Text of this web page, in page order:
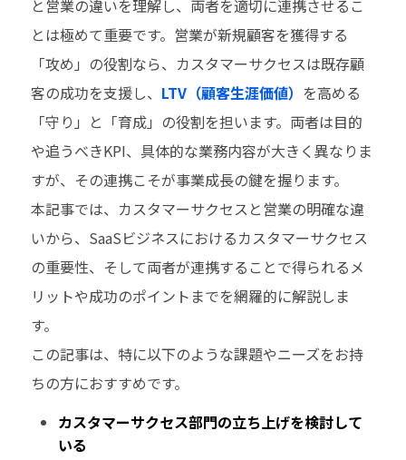
と営業の違いを理解し、両者を適切に連携させるこ
とは極めて重要です。営業が新規顧客を獲得する
「攻め」の役割なら、カスタマーサクセスは既存顧
客の成功を支援し、 LTV（顧客生涯価値） を高める
「守り」と「育成」の役割を担います。両者は目的
や追うべきKPI、具体的な業務内容が大きく異なりま
すが、その連携こそが事業成長の鍵を握ります。
本記事では、カスタマーサクセスと営業の明確な違
いから、SaaSビジネスにおけるカスタマーサクセス
の重要性、そして両者が連携することで得られるメ
リットや成功のポイントまでを網羅的に解説しま
す。
この記事は、特に以下のような課題やニーズをお持
ちの方におすすめです。
カスタマーサクセス部門の立ち上げを検討して
いる